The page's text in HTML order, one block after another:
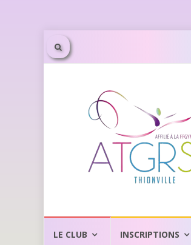
LE CLUB INSCRIPTIONS